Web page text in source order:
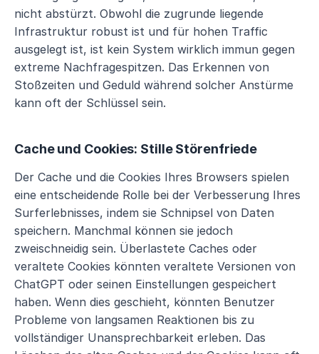
nicht abstürzt. Obwohl die zugrunde liegende
Infrastruktur robust ist und für hohen Traffic
ausgelegt ist, ist kein System wirklich immun gegen
extreme Nachfragespitzen. Das Erkennen von
Stoßzeiten und Geduld während solcher Anstürme
kann oft der Schlüssel sein.
Cache und Cookies: Stille Störenfriede
Der Cache und die Cookies Ihres Browsers spielen
eine entscheidende Rolle bei der Verbesserung Ihres
Surferlebnisses, indem sie Schnipsel von Daten
speichern. Manchmal können sie jedoch
zweischneidig sein. Überlastete Caches oder
veraltete Cookies könnten veraltete Versionen von
ChatGPT oder seinen Einstellungen gespeichert
haben. Wenn dies geschieht, könnten Benutzer
Probleme von langsamen Reaktionen bis zu
vollständiger Unansprechbarkeit erleben. Das